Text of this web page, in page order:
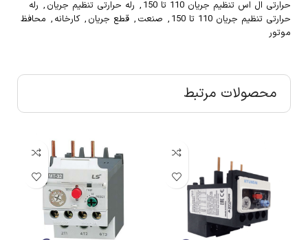
حرارتی ال اس تنظیم جریان 110 تا 150
, رله حرارتی تنظیم جریان , رله
حرارتی تنظیم جریان 110 تا 150
, صنعت , قطع جریان , کارخانه , محافظ
موتور
محصولات مرتبط